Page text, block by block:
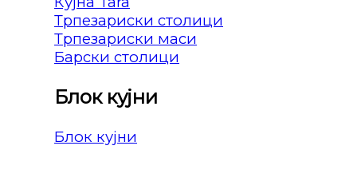
Трпезариски столици
Трпезариски маси
Барски столици
Блок кујни
Блок кујни